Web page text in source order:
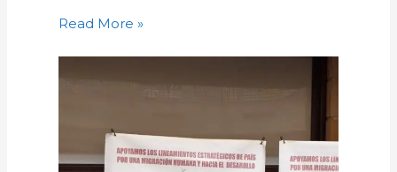
Read More »